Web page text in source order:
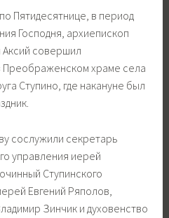
Пятидесятнице, в период
Господня, архиепископ
совершил
храме села
Ступино, где накануне был
сослужили секретарь
управления иерей
Ступинского
Евгений Ряполов,
Зинчик и духовенство